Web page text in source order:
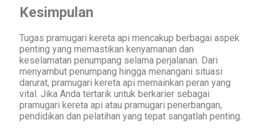
Kesimpulan
Tugas pramugari kereta api mencakup berbagai aspek
penting yang memastikan kenyamanan dan
keselamatan penumpang selama perjalanan. Dari
menyambut penumpang hingga menangani situasi
darurat, pramugari kereta api memainkan peran yang
vital. Jika Anda tertarik untuk berkarier sebagai
pramugari kereta api atau pramugari penerbangan,
pendidikan dan pelatihan yang tepat sangatlah penting.